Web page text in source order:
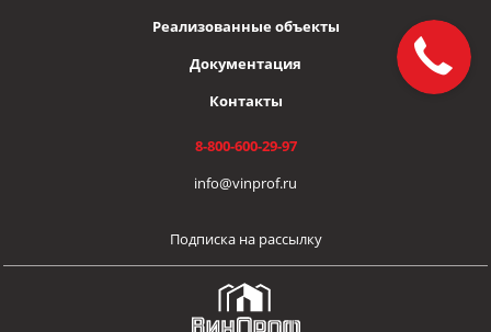
Реализованные объекты
Документация
Контакты
8-800-600-29-97
info@vinprof.ru
Подписка на рассылку